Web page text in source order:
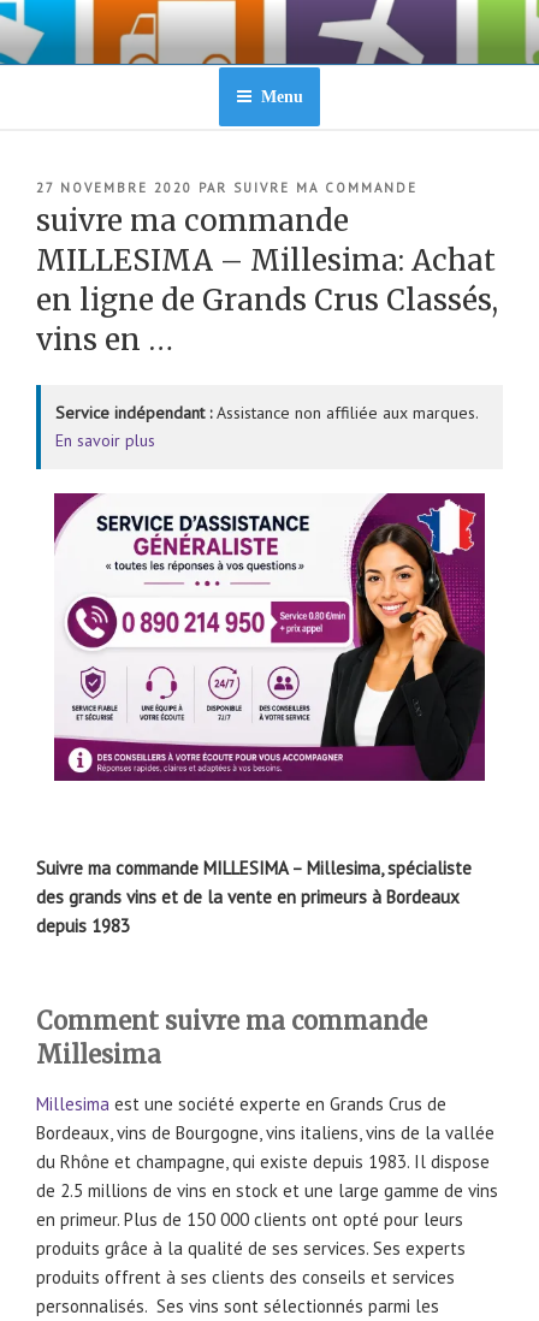
Aller
contenu
Menu
PUBLIÉ
27 NOVEMBRE 2020 PAR SUIVRE MA COMMANDE
suivre ma commande
MILLESIMA – Millesima: Achat
en ligne de Grands Crus Classés,
vins en …
Service indépendant :Assistance non affiliée aux marques.
En savoir plus
Suivre ma commande MILLESIMA – Millesima, spécialiste
des grands vins et de la vente en primeurs à Bordeaux
depuis 1983
Comment suivre ma commande
Millesima
Millesima est une société experte en Grands Crus de
Bordeaux, vins de Bourgogne, vins italiens, vins de la vallée
du Rhône et champagne, qui existe depuis 1983. Il dispose
de 2.5 millions de vins en stock et une large gamme de vins
en primeur. Plus de 150 000 clients ont opté pour leurs
produits grâce à la qualité de ses services. Ses experts
produits offrent à ses clients des conseils et services
personnalisés. Ses vins sont sélectionnés parmi les